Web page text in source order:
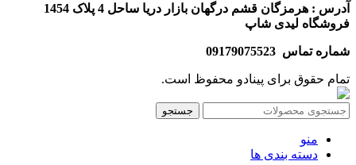
آدرس : هرمزگان قشم درگهان بازار دریا ساحل 4 پلاک 1454
فروشگاه لیدی شاپ
شماره تماس 09179075523
تمام حقوق برای پینادو محفوظ است.
جستجو
منو
دسته بندی ها